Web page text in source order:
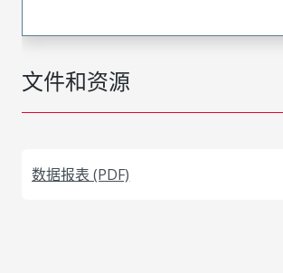
文件和资源
数据报表 (PDF)